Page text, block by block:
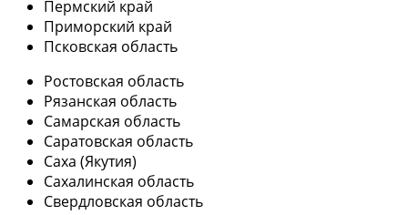
Пермский край
Приморский край
Псковская область
Ростовская область
Рязанская область
Самарская область
Саратовская область
Саха (Якутия)
Сахалинская область
Свердловская область